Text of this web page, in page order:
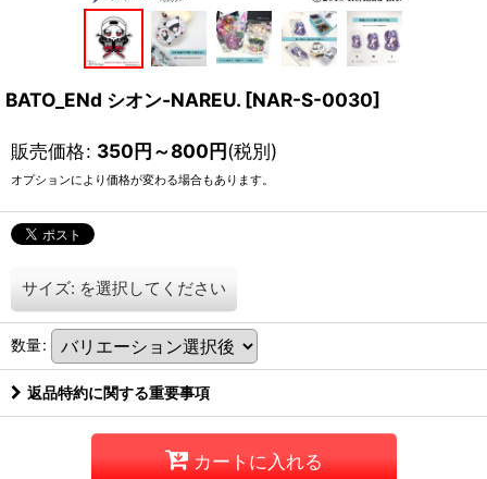
BATO_ENd シオン-NAREU. [NAR-S-0030]
販売価格: 350円～800円(税別)
オプションにより価格が変わる場合もあります。
サイズ: を選択してください
数量:
返品特約に関する重要事項
カートに入れる